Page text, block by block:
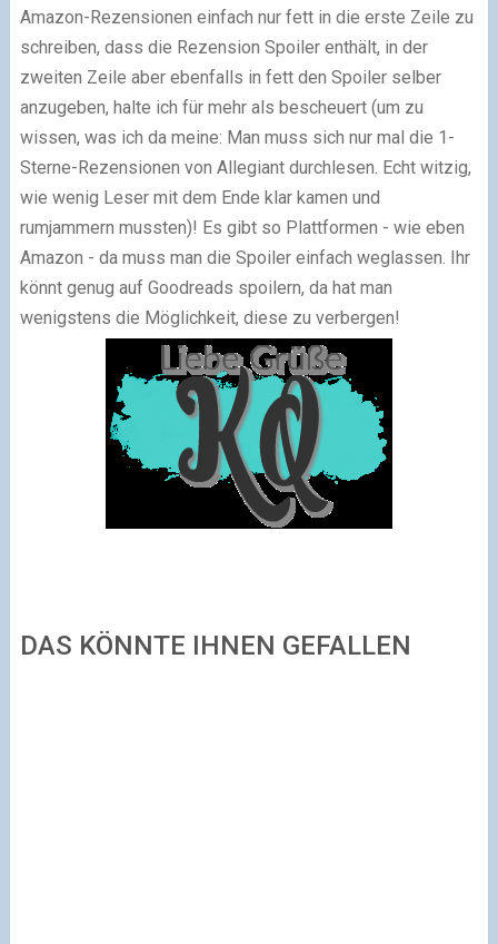
Amazon-Rezensionen einfach nur fett in die erste Zeile zu
schreiben, dass die Rezension Spoiler enthält, in der
zweiten Zeile aber ebenfalls in fett den Spoiler selber
anzugeben, halte ich für mehr als bescheuert (um zu
wissen, was ich da meine: Man muss sich nur mal die 1-
Sterne-Rezensionen von Allegiant durchlesen. Echt witzig,
wie wenig Leser mit dem Ende klar kamen und
rumjammern mussten)! Es gibt so Plattformen - wie eben
Amazon - da muss man die Spoiler einfach weglassen. Ihr
könnt genug auf Goodreads spoilern, da hat man
wenigstens die Möglichkeit, diese zu verbergen!
DAS KÖNNTE IHNEN GEFALLEN